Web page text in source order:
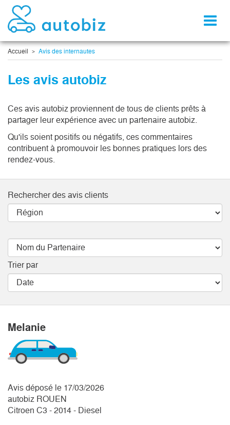
Accueil Avis des internautes
Les avis autobiz
Ces avis autobiz proviennent de tous de clients prêts à
partager leur expérience avec un partenaire autobiz.
Qu'ils soient positifs ou négatifs, ces commentaires
contribuent à promouvoir les bonnes pratiques lors des
rendez-vous.
Rechercher des avis clients
Trier par
Melanie
Avis déposé le 17/03/2026
autobiz ROUEN
Citroen C3 - 2014 - Diesel